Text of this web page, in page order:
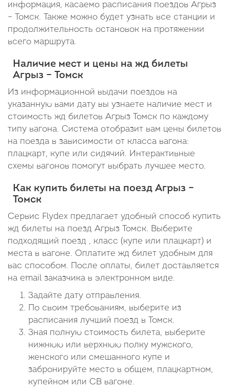
часов
информация, касаемо расписания поездов Агрыз
– Томск. Также можно будет узнать все станции и
продолжительность остановок на протяжении
всего маршрута.
Наличие мест и цены на жд билеты
Агрыз – Томск
Из информационной выдачи поездов на
указанную вами дату вы узнаете наличие мест и
стоимость жд билетов Агрыз Томск по каждому
типу вагона. Система отобразит вам цены билетов
на поезда в зависимости от класса вагона:
плацкарт, купе или сидячий. Интерактивные
схемы вагонов помогут выбрать лучшее место.
Как купить билеты на поезд Агрыз –
Томск
Сервис Flydex предлагает удобный способ купить
жд билеты на поезд Агрыз Томск. Выберите
подходящий поезд , класс (купе или плацкарт) и
места в вагоне. Оплатите жд билет удобным для
вас способом. После оплаты, билет доставляется
на email заказчика в электронном виде.
Задайте дату отправления.
По своим требованиям, выберите из
расписания лучший поезд в Томск.
Зная полную стоимость билета, выберите
нижнюю или верхнюю полку мужского,
женского или смешанного купе и
забронируйте место в общем, плацкартном,
купейном или СВ вагоне.